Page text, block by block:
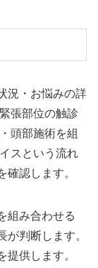
況・お悩みの詳
張部位の触診
頭部施術を組
スという流れ
確認します。
組み合わせる
判断します。
供します。